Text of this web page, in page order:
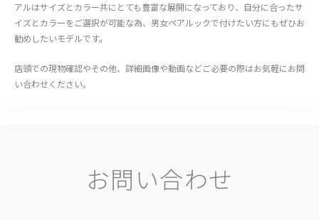
アルはサイズとカラー共にとても豊富な展開になっており、自分に合ったサ
イズとカラーをご選択が可能な為、男女ペアルックで付けたい方にもぜひお
勧めしたいモデルです。
店頭での現物確認やその他、詳細画像や動画などご必要の際はお気軽にお問
い合わせください。
お問い合わせ